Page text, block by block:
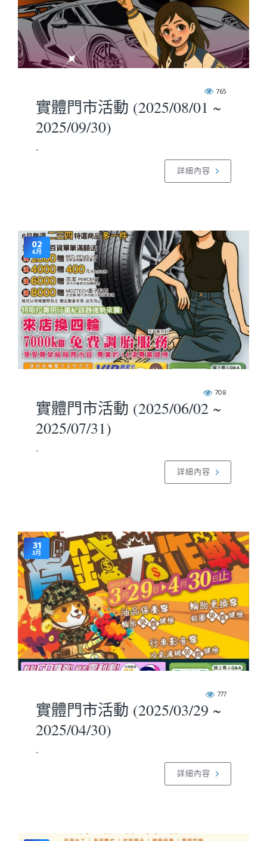
765
實體門市活動 (2025/08/01 ~
2025/09/30)
..
詳細內容
02
6月
708
實體門市活動 (2025/06/02 ~
2025/07/31)
..
詳細內容
31
3月
777
實體門市活動 (2025/03/29 ~
2025/04/30)
..
詳細內容